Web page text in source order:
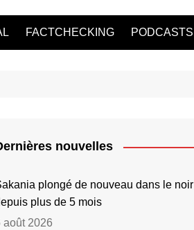
FACTCHECKING PODCASTS
nouvelles
plongé de nouveau dans le noir
plus de 5 mois
août 2026